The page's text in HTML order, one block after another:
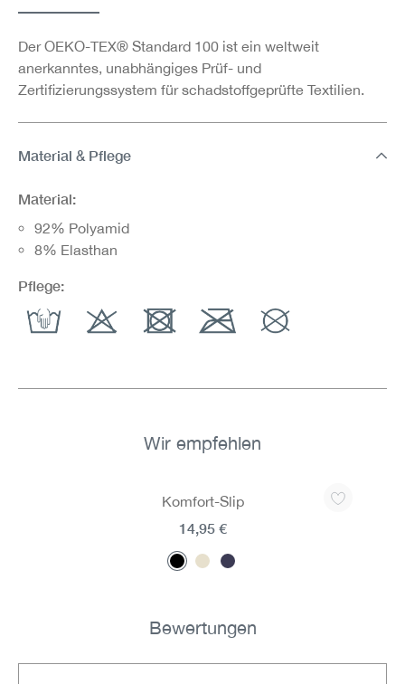
Der OEKO-TEX® Standard 100 ist ein weltweit
anerkanntes, unabhängiges Prüf- und
Zertifizierungssystem für schadstoffgeprüfte Textilien.
Material & Pflege
Material:
92% Polyamid
8% Elasthan
Pflege:
Wir empfehlen
Komfort-Slip
14,95 €
Bewertungen